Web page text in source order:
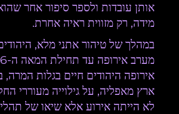
אותן עובדות ולספר סיפור אחר
מידה, רק מזווית ראיה אחרת.
במהלך של טיהור אתני מלא,
אירופה היהודים חיים בגלות המרה,
ארץ מאפליה, על גילוייה מעוררי
לא הייתה אירוע אלא שיאו של